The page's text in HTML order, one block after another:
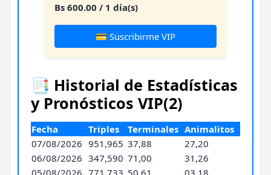
Bs 600.00 / 1 día(s)
💳 Suscribirme VIP
📑 Historial de Estadísticas
y Pronósticos VIP(2)
Fecha Triples Terminales Animalitos
07/08/2026 951,965 37,88
27,20
06/08/2026 347,590 71,00
31,26
05/08/2026 771,733 50,61
03,18